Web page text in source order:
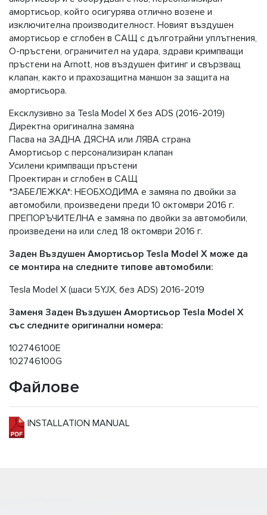
амортисьор, който осигурява отлично возене и
изключителна производителност. Новият въздушен
амортисьор е сглобен в САЩ с дълготрайни уплътнения,
О-пръстени, ограничител на удара, здрави кримпващи
пръстени на Arnott, нов въздушен фитинг и свързващ
клапан, както и прахозащитна маншон за защита на
амортисьора.
Ексклузивно за Tesla Model X без ADS (2016-2019)
Директна оригинална замяна
Пасва на ЗАДНА ДЯСНА или ЛЯВА страна
Амортисьор с персонализиран клапан
Усилени кримпващи пръстени
Проектиран и сглобен в САЩ
*ЗАБЕЛЕЖКА*: НЕОБХОДИМА е замяна по двойки за
автомобили, произведени преди 10 октомври 2016 г.
ПРЕПОРЪЧИТЕЛНА е замяна по двойки за автомобили,
произведени на или след 18 октомври 2016 г.
Задeн Въздушен Амортисьор Tesla Model X може да
се монтира на следните типове автомобили:
Tesla Model X (шаси 5YJX, без ADS) 2016-2019
Заменя Задeн Въздушен Амортисьор Tesla Model X
със следните оригинални номера:
102746100E
102746100G
Файлове
INSTALLATION MANUAL